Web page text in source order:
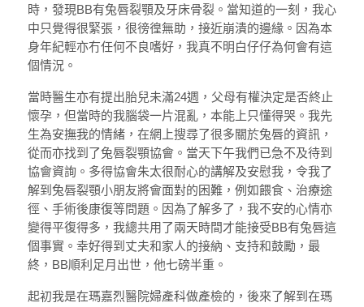
時，發現BB有兔唇裂顎及牙床骨裂。當知道的一刻，我心
中只覺得很緊張，很徬徨無助，接近崩潰的邊緣。因為本
身年紀輕亦冇任何不良嗜好，我真不明白仔仔為何會有這
個情況。
當時醫生亦有提出胎兒未滿24週，父母有權決定是否終止
懷孕，但當時的我腦袋一片混亂，本能上只懂得哭。我先
生為安撫我的情緒，在網上搜尋了很多關於兔唇的資訊，
從而亦找到了兔唇裂顎協會。當天下午我們已急不及待到
協會資詢。多得協會朱太很耐心的講解及安慰我，令我了
解到兔唇裂顎小朋友將會面對的困難，例如餵食、治療途
徑、手術後康復等問題。因為了解多了，我不安的心情亦
變得平復得多，我總共用了兩天時間才能接受BB有兔唇這
個事實。幸好得到丈夫和家人的接納、支持和鼓勵，最
終，BB順利足月出世，他七磅半重。
起初我是在瑪嘉烈醫院婦產科做產檢的，後來了解到在瑪